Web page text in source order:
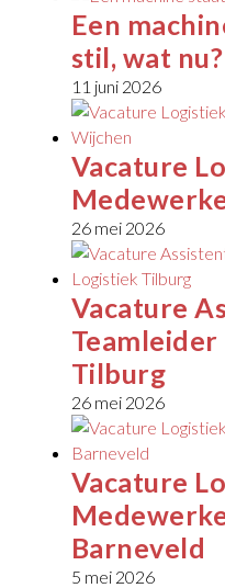
Een
stil, wat nu?
11 juni 2026
Vacature
26 mei 2026
Vacature
Tilburg
26 mei 2026
Vacature
Barneveld
5 mei 2026